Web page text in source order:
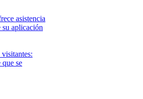
asistencia
su aplicación
que se